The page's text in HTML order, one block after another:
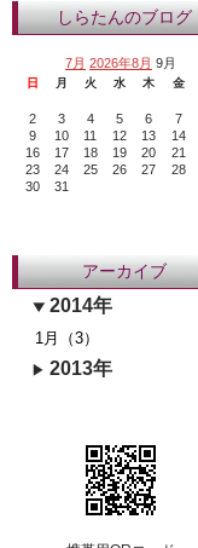
しらたんのブログ
7月 2026年8月 9月
日 月 火 水 木 金
2
3 4 5 6 7
9
10 11 12 13 14
16
17 18 19 20 21
23
24 25 26 27 28
30
31
アーカイブ
2014年
1月（3）
2013年